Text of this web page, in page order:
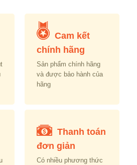
Cam kết
chính hãng
Sản phẩm chính hãng
và được bảo hành của
hãng
Thanh toán
đơn giản
Có nhiều phương thức